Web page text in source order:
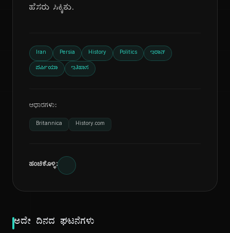
ಹೆಸರು ಸಿಕ್ಕಿತು.
Iran Persia History Politics ಇರಾನ್
ಪರ್ಷಿಯಾ ಇತಿಹಾಸ
ಆಧಾರಗಳು:
Britannica History.com
ಹಂಚಿಕೊಳ್ಳಿ:
ಅದೇ ದಿನದ ಘಟನೆಗಳು